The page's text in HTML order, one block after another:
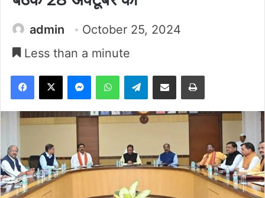
admin
October 25, 2024
Less than a minute
Facebook
X MessengerWhatsAppTelegramShare via Email Print